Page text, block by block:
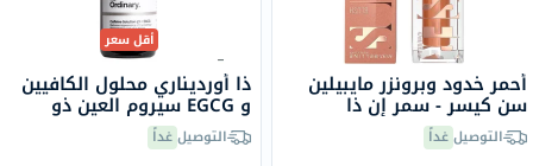
أحمر خدود وبرونزر مايبيلين
سن كيسر - سمر إن ذا
سيتي/12 ، 4.7 مل
التوصيلغداً
أقل سعر
ذا أورديناري محلول الكافيين
و EGCG سيروم العين ذو
الأساس المائي للإنتفاخات
والتصبغات تحت العين 30 مل
التوصيلغداً